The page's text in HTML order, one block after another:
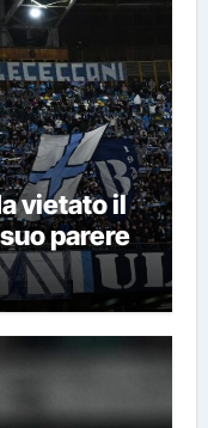
vietato il
parere